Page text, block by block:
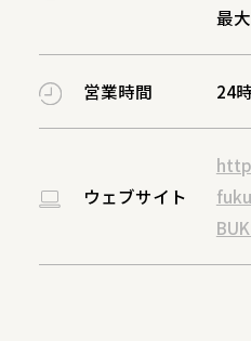
最
営業時間 24
ウェブサイト